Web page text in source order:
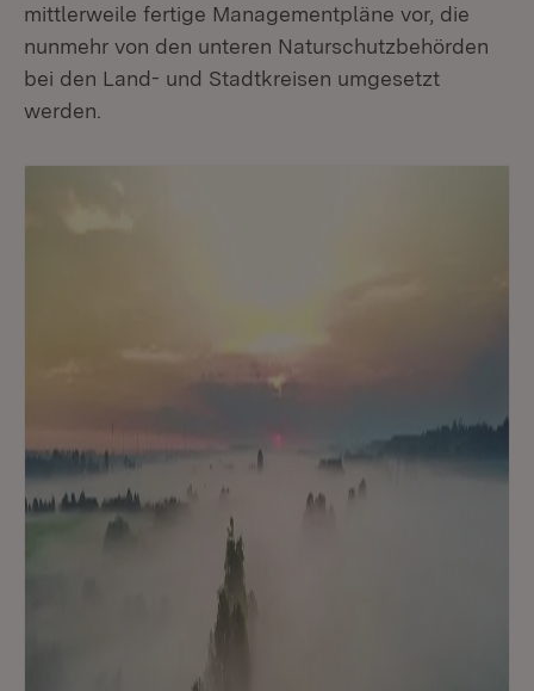
mittlerweile fertige Managementpläne vor, die
nunmehr von den unteren Naturschutzbehörden
bei den Land- und Stadtkreisen umgesetzt
werden.